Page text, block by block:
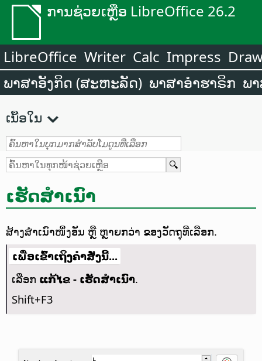
ການຊ່ວຍເຫຼືອ LibreOffice 26.2
LibreOffice Writer Calc Impress
ພາສາອັງກິດ (ສະຫະລັດ) ພາສາອຳຮາຣິກ ພ
ເນື້ອໃນ
ເຮັດສຳເນົາ
ສ້າງສຳເນົາໜຶ່ງອັນ ຫຼື ຫຼາຍກວ່າ ຂອງວັດຖຸທີ່ເລືອກ.
ເພື່ອເຂົ້າເຖິງຄຳສັ່ງນີ້...
ເລືອກ ແກ້ໄຂ - ເຮັດສຳເນົາ.
Shift+F3